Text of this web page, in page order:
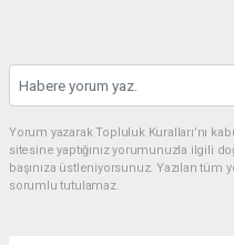
Yorum yazarak Topluluk Kuralları’nı
sitesine yaptığınız yorumunuzla ilgili
başınıza üstleniyorsunuz. Yazılan
sorumlu tutulamaz.